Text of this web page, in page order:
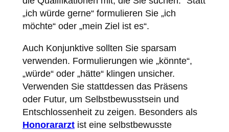
„ich würde gerne“ formulieren Sie „ich
möchte“ oder „mein Ziel ist es“.
Auch Konjunktive sollten Sie sparsam
verwenden. Formulierungen wie „könnte“,
„würde“ oder „hätte“ klingen unsicher.
Verwenden Sie stattdessen das Präsens
oder Futur, um Selbstbewusstsein und
Entschlossenheit zu zeigen. Besonders als
Honorararztist eine selbstbewusste